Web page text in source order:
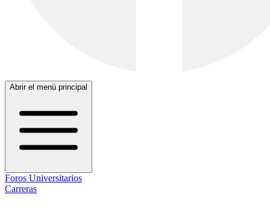
Abrir el menú principal
Foros Universitarios
Carreras